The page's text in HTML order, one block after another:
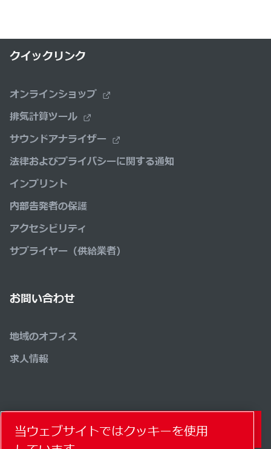
クイックリンク
オンラインショップ
排気計算ツール
サウンドアナライザー
法律およびプライバシーに関する通知
インプリント
内部告発者の保護
アクセシビリティ
サプライヤー（供給業者）
お問い合わせ
地域のオフィス
求人情報
コンタクトフォーム
当ウェブサイトではクッキーを使用